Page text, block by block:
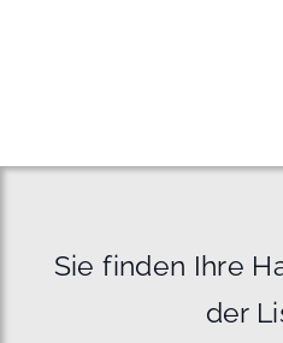
Sie finden Ihre
der